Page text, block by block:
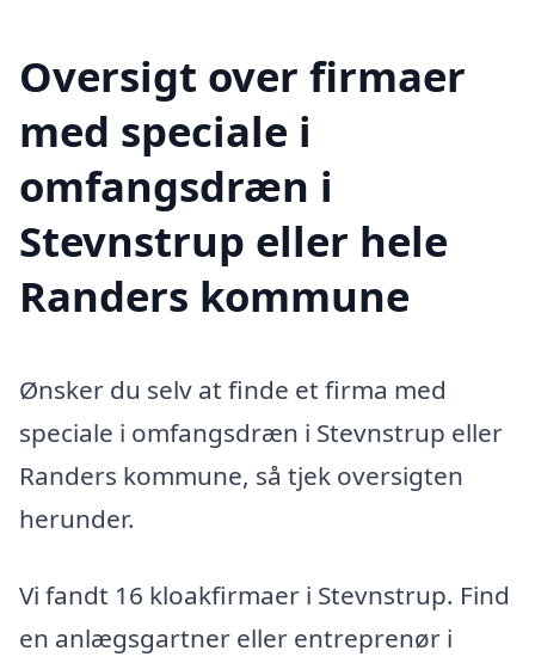
Oversigt over firmaer
med speciale i
omfangsdræn i
Stevnstrup eller hele
Randers kommune
Ønsker du selv at finde et firma med
speciale i omfangsdræn i Stevnstrup eller
Randers kommune, så tjek oversigten
herunder.
Vi fandt 16 kloakfirmaer i Stevnstrup. Find
en anlægsgartner eller entreprenør i